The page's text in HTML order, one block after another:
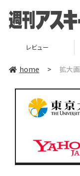
レビュー
home > 拡大